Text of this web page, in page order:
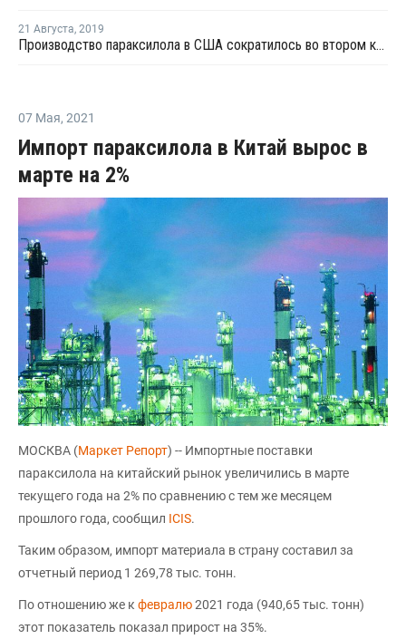
21 Августа, 2019
Производство параксилола в США сократилось во втором квартале квартале на 21,4%
07 Мая, 2021
Импорт параксилола в Китай вырос в
марте на 2%
МОСКВА (Маркет Репорт) -- Импортные поставки
параксилола на китайский рынок увеличились в марте
текущего года на 2% по сравнению с тем же месяцем
прошлого года, сообщил ICIS.
Таким образом, импорт материала в страну составил за
отчетный период 1 269,78 тыс. тонн.
По отношению же к февралю2021 года (940,65 тыс. тонн)
этот показатель показал прирост на 35%.